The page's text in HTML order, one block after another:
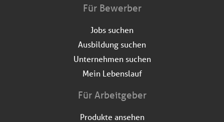
Für Bewerber
Jobs suchen
Ausbildung suchen
Unternehmen suchen
Mein Lebenslauf
Für Arbeitgeber
Produkte ansehen